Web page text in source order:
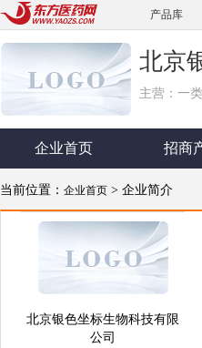
产品库
北京
主营：一
企业首页 招商
当前位置： 企业首页 > 企业简介
北京银色坐标生物科技有限
公司